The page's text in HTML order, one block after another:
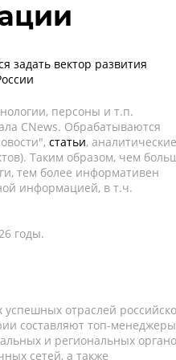
задать вектор развития
персоны и т.п.
CNews. Обрабатываются
статьи, аналитические
Таким образом, чем
тем более информативен
информацией, в т.ч.
годы.
отраслей
составляют топ-
и региональных
сетей, а также